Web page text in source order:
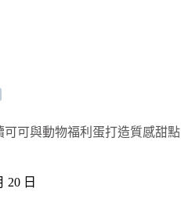
可可與動物福利蛋打造質感甜點
20 日